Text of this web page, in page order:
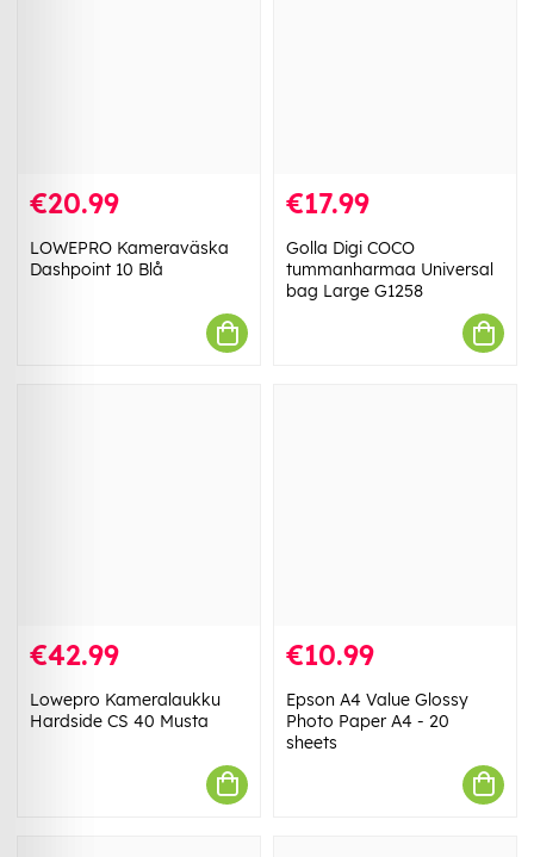
€20.99
LOWEPRO Kameraväska
Dashpoint 10 Blå
€17.99
Golla Digi COCO
tummanharmaa Universal
bag Large G1258
€42.99
Lowepro Kameralaukku
Hardside CS 40 Musta
€10.99
Epson A4 Value Glossy
Photo Paper A4 - 20
sheets